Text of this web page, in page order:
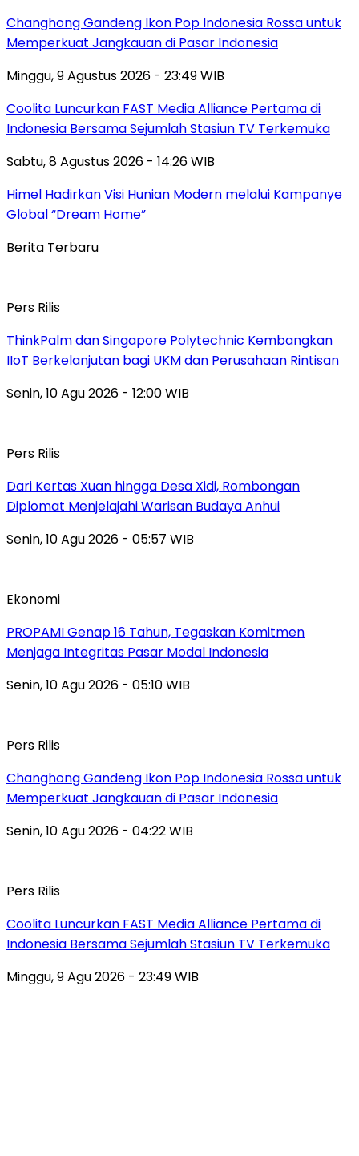
Changhong Gandeng Ikon Pop Indonesia Rossa untuk
Memperkuat Jangkauan di Pasar Indonesia
Minggu, 9 Agustus 2026 - 23:49 WIB
Coolita Luncurkan FAST Media Alliance Pertama di
Indonesia Bersama Sejumlah Stasiun TV Terkemuka
Sabtu, 8 Agustus 2026 - 14:26 WIB
Himel Hadirkan Visi Hunian Modern melalui Kampanye
Global “Dream Home”
Berita Terbaru
Pers Rilis
ThinkPalm dan Singapore Polytechnic Kembangkan
IIoT Berkelanjutan bagi UKM dan Perusahaan Rintisan
Senin, 10 Agu 2026 - 12:00 WIB
Pers Rilis
Dari Kertas Xuan hingga Desa Xidi, Rombongan
Diplomat Menjelajahi Warisan Budaya Anhui
Senin, 10 Agu 2026 - 05:57 WIB
Ekonomi
PROPAMI Genap 16 Tahun, Tegaskan Komitmen
Menjaga Integritas Pasar Modal Indonesia
Senin, 10 Agu 2026 - 05:10 WIB
Pers Rilis
Changhong Gandeng Ikon Pop Indonesia Rossa untuk
Memperkuat Jangkauan di Pasar Indonesia
Senin, 10 Agu 2026 - 04:22 WIB
Pers Rilis
Coolita Luncurkan FAST Media Alliance Pertama di
Indonesia Bersama Sejumlah Stasiun TV Terkemuka
Minggu, 9 Agu 2026 - 23:49 WIB